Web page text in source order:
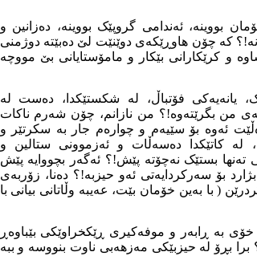
بووینە، ئەندامی گروپێک بووینە، دەزانین و
کە چۆن هاوڕێکەی دوێنێت لێ دەبێتە دوژمنی
و کرێکارانی بێکار و مامۆستایانی بێ مووچە
یانەیەکی فۆتباڵ، لە شکستێکدا، دەست لە
من بگرێتەوە!؟ من نازانم، چۆن شەرم ناکات
ئەوە بۆ سێیەم و چوارەم جار بە سکرتێر و
لە کاتێکدا دەسەڵات و ئەزموونی ستالین و
تەنها بستێک نەچۆتە پێش!؟ ئەگەر بچووایە پێش
بۆ سەرکردایەتی ئەو حیزبە!؟ دەنا، زۆربەی
( با بەین خۆمان بێت، عەیبە وڵاتانی بیانی با
بە ڕابەر و موفەکیری ڕێکخراوێکی بێباوەڕ
برا بڕۆ لە حیزبێکی مەزهەبی ناوت بنووسە و ببە